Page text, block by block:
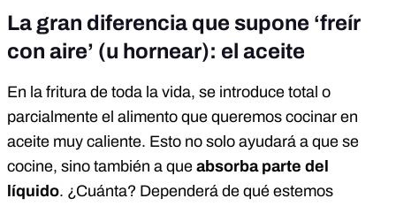
La gran diferencia que supone ‘freír
con aire’ (u hornear): el aceite
En la fritura de toda la vida, se introduce total o
parcialmente el alimento que queremos cocinar en
aceite muy caliente. Esto no solo ayudará a que se
cocine, sino también a que absorba parte del
líquido. ¿Cuánta? Dependerá de qué estemos